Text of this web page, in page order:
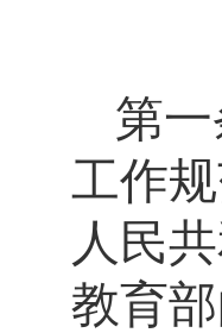
第
工作
人民
教育